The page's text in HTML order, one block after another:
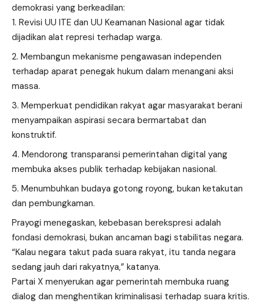
demokrasi yang berkeadilan:
Revisi UU ITE dan UU Keamanan Nasional agar tidak
dijadikan alat represi terhadap warga.
Membangun mekanisme pengawasan independen
terhadap aparat penegak hukum dalam menangani aksi
massa.
Memperkuat pendidikan rakyat agar masyarakat berani
menyampaikan aspirasi secara bermartabat dan
konstruktif.
Mendorong transparansi pemerintahan digital yang
membuka akses publik terhadap kebijakan nasional.
Menumbuhkan budaya gotong royong, bukan ketakutan
dan pembungkaman.
Prayogi menegaskan, kebebasan berekspresi adalah
fondasi demokrasi, bukan ancaman bagi stabilitas negara.
“Kalau negara takut pada suara rakyat, itu tanda negara
sedang jauh dari rakyatnya,” katanya.
Partai X menyerukan agar pemerintah membuka ruang
dialog dan menghentikan kriminalisasi terhadap suara kritis.